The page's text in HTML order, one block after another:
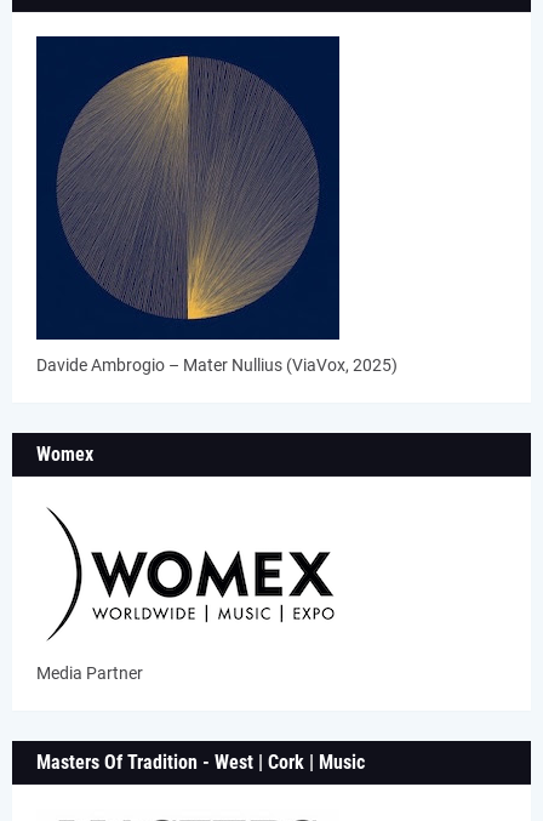
Davide Ambrogio – Mater Nullius (ViaVox, 2025)
Womex
Media Partner
Masters Of Tradition - West | Cork | Music